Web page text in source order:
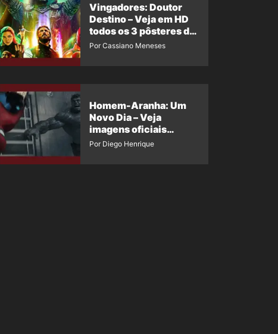
Vingadores: Doutor
Destino – Veja em HD
todos os 3 pôsteres de
‘Doomsday’ + 1 imagem
Por Cassiano Meneses
Homem-Aranha: Um
Novo Dia – Veja
imagens oficiais
descartadas do Hulk
Por Diego Henrique